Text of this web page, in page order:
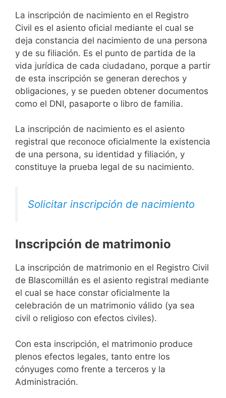
La inscripción de nacimiento en el Registro
Civil es el asiento oficial mediante el cual se
deja constancia del nacimiento de una persona
y de su filiación. Es el punto de partida de la
vida jurídica de cada ciudadano, porque a partir
de esta inscripción se generan derechos y
obligaciones, y se pueden obtener documentos
como el DNI, pasaporte o libro de familia.
La inscripción de nacimiento es el asiento
registral que reconoce oficialmente la existencia
de una persona, su identidad y filiación, y
constituye la prueba legal de su nacimiento.
Solicitar inscripción de nacimiento
Inscripción de matrimonio
La inscripción de matrimonio en el Registro Civil
de Blascomillán es el asiento registral mediante
el cual se hace constar oficialmente la
celebración de un matrimonio válido (ya sea
civil o religioso con efectos civiles).
Con esta inscripción, el matrimonio produce
plenos efectos legales, tanto entre los
cónyuges como frente a terceros y la
Administración.